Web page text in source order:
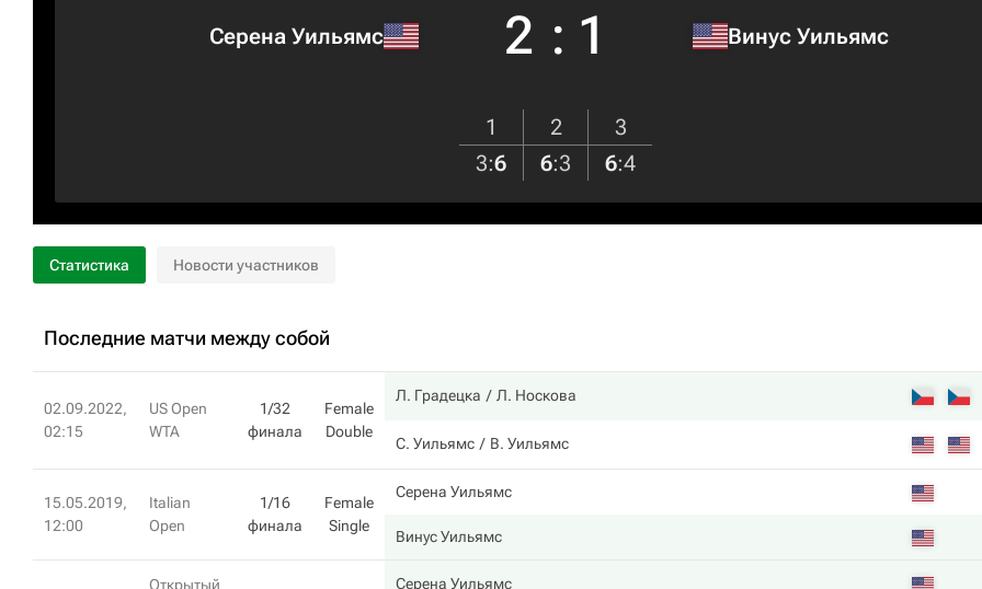
Серена Уильямс 2 : 1 Винус Уильямс
1 2
3
3:6 6:3 6:4
Статистика Новости участников
Последние матчи между собой
02.09.2022,
02:15
US Open
WTA
1/32
финала
Female
Double
Л. Градецка Л. Носкова
С. Уильямс В. Уильямс
15.05.2019,
12:00
Italian
Open
1/16
финала
Female
Single
Серена Уильямс
Винус Уильямс
Открытый
Серена Уильямс